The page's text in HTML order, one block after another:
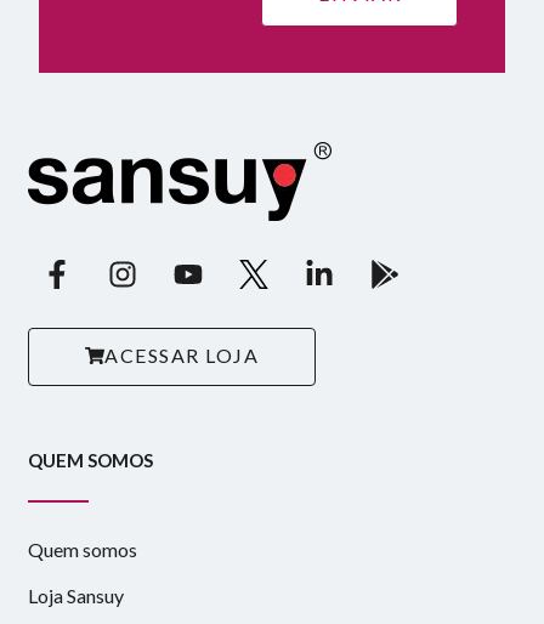
ACESSAR LOJA
QUEM SOMOS
Quem somos
Loja Sansuy